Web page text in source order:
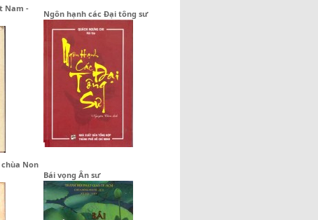
Nam -
Ngôn hạnh các Đại tông sư
chùa Non
Bái vọng Ân sư